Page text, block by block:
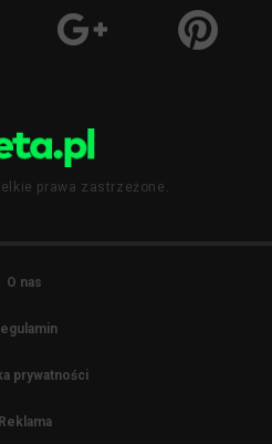
prawa zastrzeżone.
O nas
prywatności
Reklama